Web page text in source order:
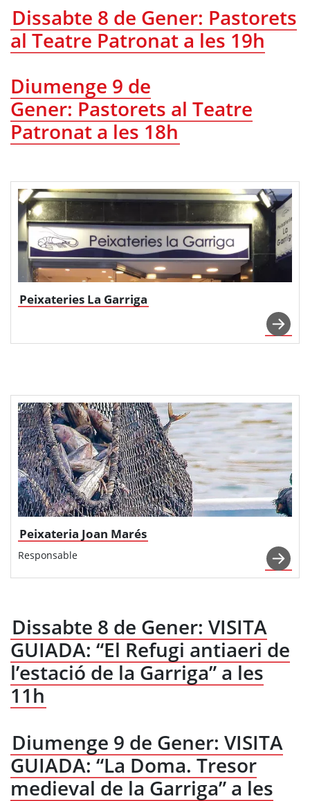
Dissabte 8 de Gener: Pastorets
al Teatre Patronat a les 19h
Diumenge 9 de
Gener: Pastorets al Teatre
Patronat a les 18h
Peixateries La Garriga
Peixateria Joan Marés
Responsable
Dissabte 8 de Gener: VISITA
GUIADA: “El Refugi antiaeri de
l’estació de la Garriga” a les
11h
Diumenge 9 de Gener: VISITA
GUIADA: “La Doma. Tresor
medieval de la Garriga” a les